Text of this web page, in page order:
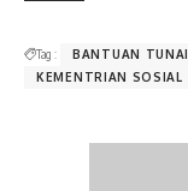
Tag : BANTUAN TUNAI
KEMENTRIAN SOSIAL